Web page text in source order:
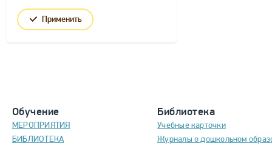
Применить
Обучение
МЕРОПРИЯТИЯ
БИБЛИОТЕКА
Библиотека
Учебные карточки
Журналы о дошкольном